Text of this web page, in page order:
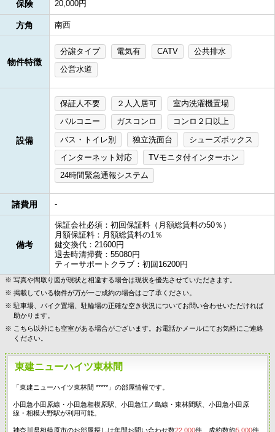
保険 20,000円
方角 南西
物件特徴
分譲タイプ 電気有 CATV
公共排水
公営水道
設備
保証人不要 ２人入居可
室内洗濯機置場
バルコニー
ガスコンロ
コンロ２口以上
バス・トイレ別
独立洗面台
シューズボックス
インターネット対応
TVモニタ付インターホン
24時間緊急通報システム
諸費用 -
備考
保証会社必須：初回保証料（月額総賃料の50％）
月額保証料：月額総賃料の1％
鍵交換代：21600円
退去時清掃費：55080円
ティーサポートクラブ：初回16200円
写真や間取り図が現状と相違する場合は現状を優先させていただきます。
掲載している物件が万が一ご成約の場合はご了承ください。
駐車場、バイク置場、駐輪場の正確な空き状況についてお問い合わせいただければ
助かります。
こちら以外にも空室がある場合がございます。お電話かメールにてお気軽にご連絡
ください。
東建ニューハイツ東林間
「東建ニューハイツ東林間 *****」の部屋情報です。
小田急小田原線・小田急相模原駅、小田急江ノ島線・東林間駅、小田急小田原
線・相模大野駅が利用可能。
神奈川県相模原市のお部屋探しは年間お問い合わせ数22,000件、成約数約5,000件